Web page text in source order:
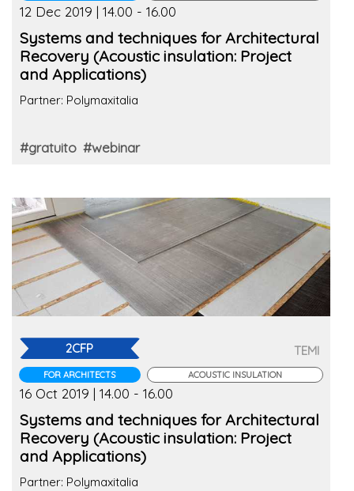
12 Dec 2019 | 14.00 - 16.00
Systems and techniques for Architectural
Recovery (Acoustic insulation: Project
and Applications)
Partner: Polymaxitalia
#gratuito #webinar
2CFP
FOR ARCHITECTS
TEMI
ACOUSTIC INSULATION
16 Oct 2019 | 14.00 - 16.00
Systems and techniques for Architectural
Recovery (Acoustic insulation: Project
and Applications)
Partner: Polymaxitalia